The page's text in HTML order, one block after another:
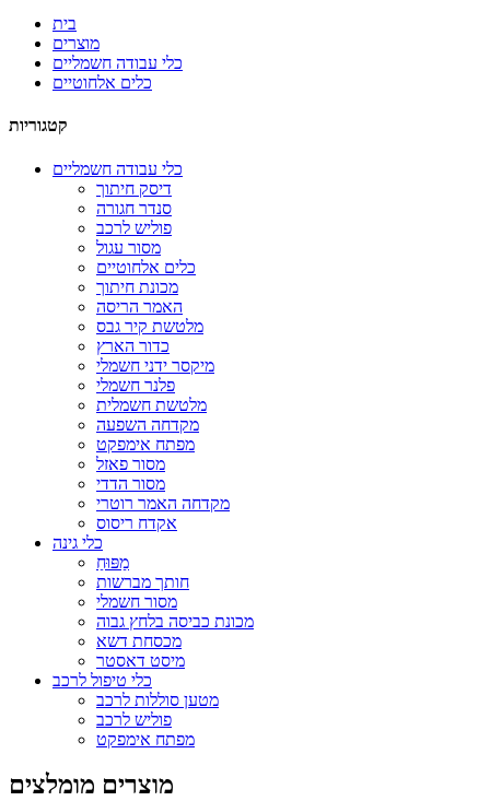
בית
מוצרים
כלי עבודה חשמליים
כלים אלחוטיים
קטגוריות
כלי עבודה חשמליים
דיסק חיתוך
סנדר חגורה
פוליש לרכב
מסור עגול
כלים אלחוטיים
מכונת חיתוך
האמר הריסה
מלטשת קיר גבס
כדור הארץ
מיקסר ידני חשמלי
פלנר חשמלי
מלטשת חשמלית
מקדחה השפעה
מפתח אימפקט
מסור פאזל
מסור הדדי
מקדחה האמר רוטרי
אקדח ריסוס
כלי גינה
מַפּוּחַ
חותך מברשות
מסור חשמלי
מכונת כביסה בלחץ גבוה
מכסחת דשא
מיסט דאסטר
כלי טיפול לרכב
מטען סוללות לרכב
פוליש לרכב
מפתח אימפקט
מוצרים מומלצים